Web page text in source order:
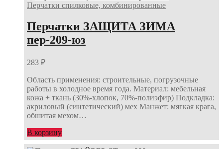
Перчатки спилковые, комбинированные
Перчатки ЗАЩИТА ЗИМА
пер-209-юз
283 ₽
Область применения: строительные, погрузочные
работы в холодное время года. Материал: мебельная
кожа + ткань (30%-хлопок, 70%-полиэфир) Подкладка:
акриловый (синтетический) мех Манжет: мягкая крага,
обшитая мехом…
В корзину